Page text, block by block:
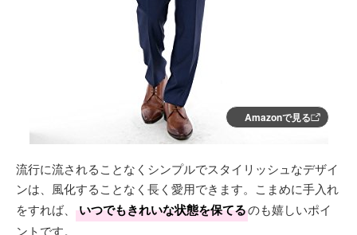
Amazonで見る
流行に流されることなくシンプルでスタイリッシュなデザイ
ンは、風化することなく長く愛用できます。こまめに手入れ
をすれば、
いつでもきれいな状態を保てるのも嬉しいポイ
ントです。